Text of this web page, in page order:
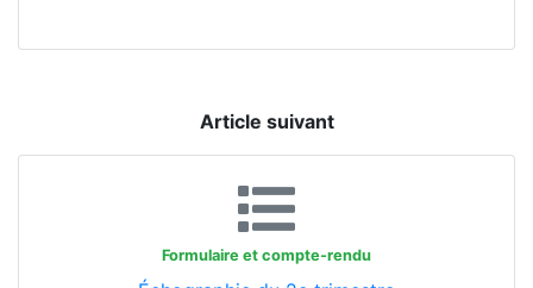
Article suivant
Formulaire et compte-rendu